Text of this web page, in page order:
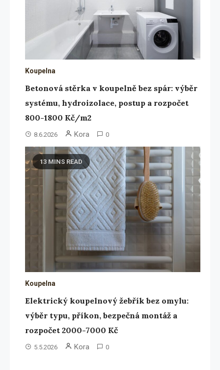
Koupelna
Betonová stěrka v koupelně bez spár: výběr
systému, hydroizolace, postup a rozpočet
800-1800 Kč/m2
8.6.2026 Kora 0
13 MINS READ
Koupelna
Elektrický koupelnový žebřík bez omylu:
výběr typu, příkon, bezpečná montáž a
rozpočet 2000-7000 Kč
5.5.2026 Kora 0